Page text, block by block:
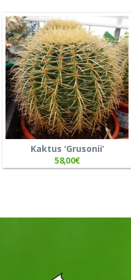
Kaktus ‘Grusonii’
58,00€